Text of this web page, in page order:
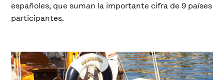
españoles, que suman la importante cifra de 9 países
participantes.